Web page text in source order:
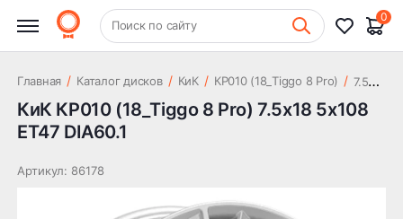
+7 (831) 261-35-35 Шиномонтаж
Поиск по сайту
0
5x108 ET47 DIA60.1
Главная / Каталог дисков / КиК / КР010 (18_Tiggo 8 Pro) / 7
.5x18 5x108 ET47 DIA60.1
КиК КР010 (18_Tiggo 8 Pro) 7.5x18 5x108
ET47 DIA60.1
Артикул: 86178